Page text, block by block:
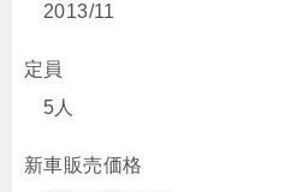
2013/11
定員
5人
新車販売価格